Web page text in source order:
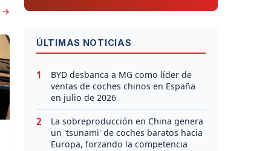
→
ÚLTIMAS NOTICIAS
1
BYD desbanca a MG como líder de
ventas de coches chinos en España
en julio de 2026
2
La sobreproducción en China genera
un 'tsunami' de coches baratos hacia
Europa, forzando la competencia